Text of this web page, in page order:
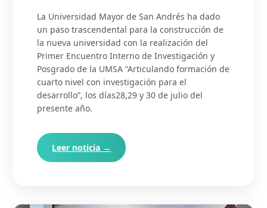
La Universidad Mayor de San Andrés ha dado
un paso trascendental para la construcción de
la nueva universidad con la realización del
Primer Encuentro Interno de Investigación y
Posgrado de la UMSA “Articulando formación de
cuarto nivel con investigación para el
desarrollo”, los días28,29 y 30 de julio del
presente año.
Leer noticia →